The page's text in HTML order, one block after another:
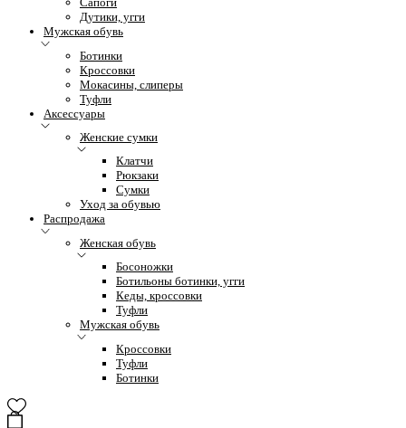
Дутики, угги
Мужская обувь
Ботинки
Кроссовки
Мокасины, слиперы
Туфли
Аксессуары
Женские сумки
Клатчи
Рюкзаки
Сумки
Уход за обувью
Распродажа
Женская обувь
Босоножки
Ботильоны ботинки, угги
Кеды, кроссовки
Туфли
Мужская обувь
Кроссовки
Туфли
Ботинки